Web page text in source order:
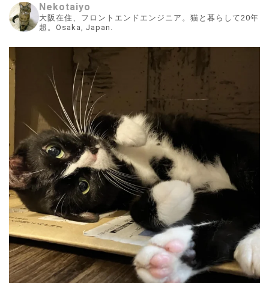
Nekotaiyo
大阪在住、フロントエンドエンジニア。猫と暮らして20年
超。Osaka, Japan.